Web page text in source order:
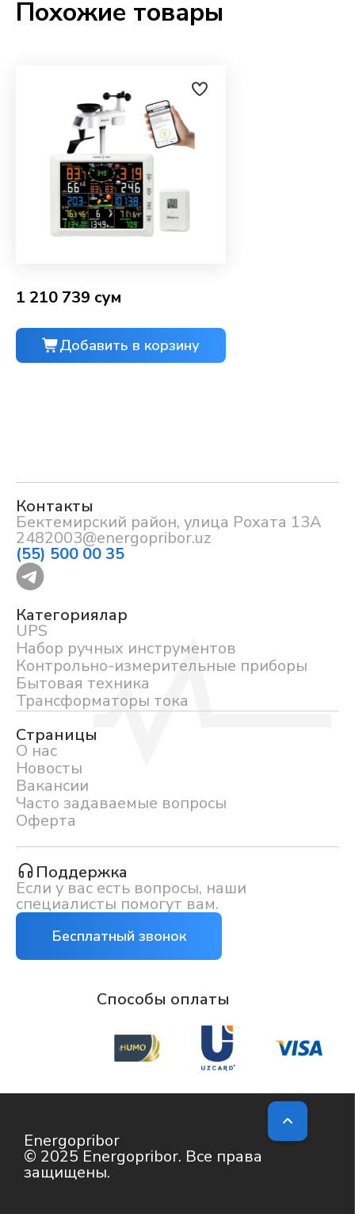
Похожие товары
1 210 739 сум
Добавить в корзину
Контакты
Бектемирский район, улица Рохата 13А
2482003@energopribor.uz
(55) 500 00 35
Категориялар
UPS
Набор ручных инструментов
Контрольно-измерительные приборы
Бытовая техника
Трансформаторы тока
Страницы
О нас
Новосты
Вакансии
Часто задаваемые вопросы
Оферта
Поддержка
Если у вас есть вопросы, наши
специалисты помогут вам.
Бесплатный звонок
Способы оплаты
Energopribor
© 2025 Energopribor. Все права
защищены.